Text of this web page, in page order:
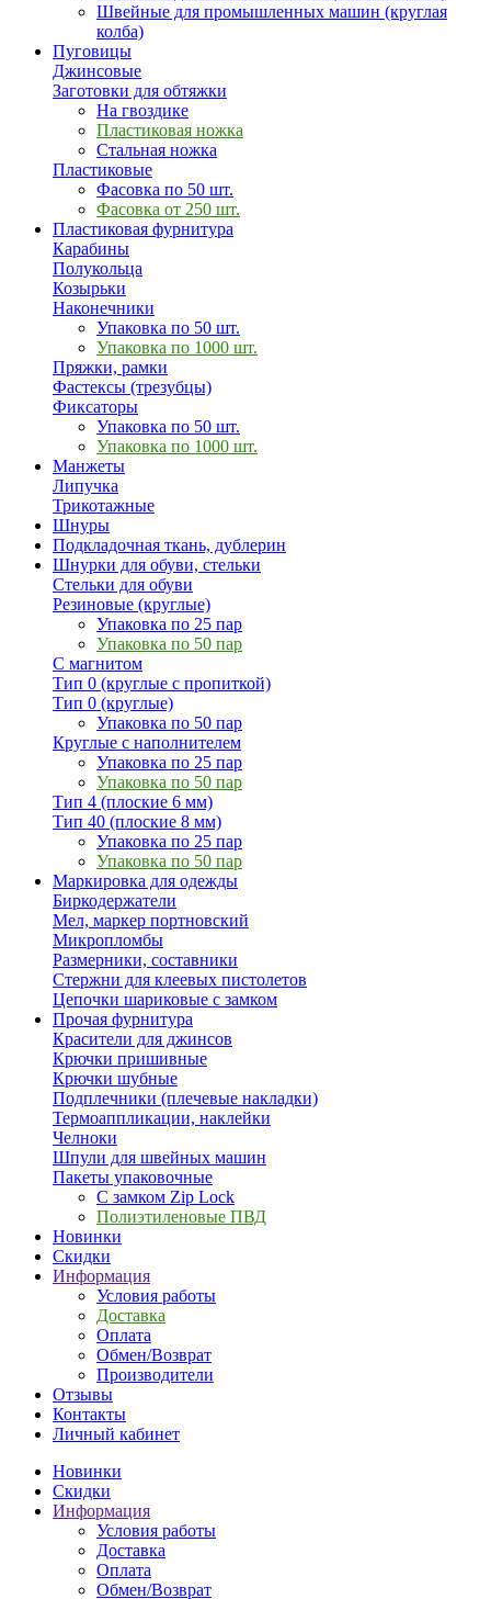
Швейные для промышленных машин (круглая
колба)
Пуговицы
Джинсовые
Заготовки для обтяжки
На гвоздике
Пластиковая ножка
Стальная ножка
Пластиковые
Фасовка по 50 шт.
Фасовка от 250 шт.
Пластиковая фурнитура
Карабины
Полукольца
Козырьки
Наконечники
Упаковка по 50 шт.
Упаковка по 1000 шт.
Пряжки, рамки
Фастексы (трезубцы)
Фиксаторы
Упаковка по 50 шт.
Упаковка по 1000 шт.
Манжеты
Липучка
Трикотажные
Шнуры
Подкладочная ткань, дублерин
Шнурки для обуви, стельки
Стельки для обуви
Резиновые (круглые)
Упаковка по 25 пар
Упаковка по 50 пар
С магнитом
Тип 0 (круглые с пропиткой)
Тип 0 (круглые)
Упаковка по 50 пар
Круглые с наполнителем
Упаковка по 25 пар
Упаковка по 50 пар
Тип 4 (плоские 6 мм)
Тип 40 (плоские 8 мм)
Упаковка по 25 пар
Упаковка по 50 пар
Маркировка для одежды
Биркодержатели
Мел, маркер портновский
Микропломбы
Размерники, составники
Стержни для клеевых пистолетов
Цепочки шариковые с замком
Прочая фурнитура
Красители для джинсов
Крючки пришивные
Крючки шубные
Подплечники (плечевые накладки)
Термоаппликации, наклейки
Челноки
Шпули для швейных машин
Пакеты упаковочные
С замком Zip Lock
Полиэтиленовые ПВД
Новинки
Скидки
Информация
Условия работы
Доставка
Оплата
Обмен/Возврат
Производители
Отзывы
Контакты
Личный кабинет
Новинки
Скидки
Информация
Условия работы
Доставка
Оплата
Обмен/Возврат